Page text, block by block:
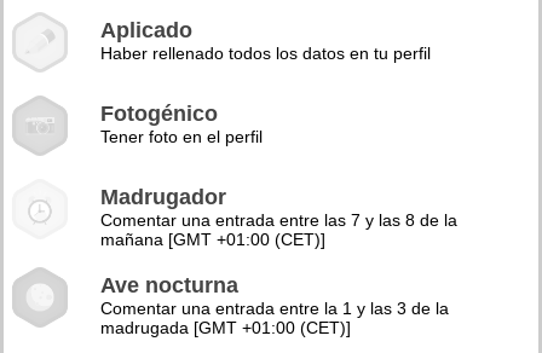
Aplicado
Haber rellenado todos los datos en tu perfil
Fotogénico
Tener foto en el perfil
Madrugador
Comentar una entrada entre las 7 y las 8 de la
mañana [GMT +01:00 (CET)]
Ave nocturna
Comentar una entrada entre la 1 y las 3 de la
madrugada [GMT +01:00 (CET)]